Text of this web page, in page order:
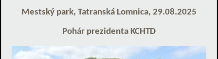
Mestský park, Tatranská Lomnica, 29.08.2025
Pohár prezidenta KCHTD